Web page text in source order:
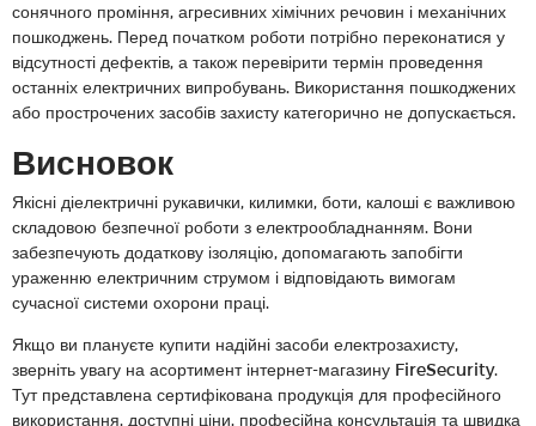
сонячного проміння, агресивних хімічних речовин і механічних
пошкоджень. Перед початком роботи потрібно переконатися у
відсутності дефектів, а також перевірити термін проведення
останніх електричних випробувань. Використання пошкоджених
або прострочених засобів захисту категорично не допускається.
Висновок
Якісні діелектричні рукавички, килимки, боти, калоші є важливою
складовою безпечної роботи з електрообладнанням. Вони
забезпечують додаткову ізоляцію, допомагають запобігти
ураженню електричним струмом і відповідають вимогам
сучасної системи охорони праці.
Якщо ви плануєте купити надійні засоби електрозахисту,
зверніть увагу на асортимент інтернет-магазину FireSecurity.
Тут представлена сертифікована продукція для професійного
використання, доступні ціни, професійна консультація та швидка